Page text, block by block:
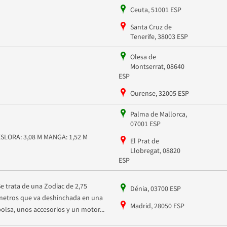
Ceuta, 51001 ESP
Santa Cruz de
Tenerife, 38003 ESP
Olesa de
Montserrat, 08640
ESP
Ourense, 32005 ESP
3,08 M MANGA: 1,52 M
Palma de Mallorca,
07001 ESP
El Prat de
Llobregat, 08820
ESP
trata de una Zodiac de 2,75
que va deshinchada en una
unos accesorios y un motor...
Dénia, 03700 ESP
Madrid, 28050 ESP